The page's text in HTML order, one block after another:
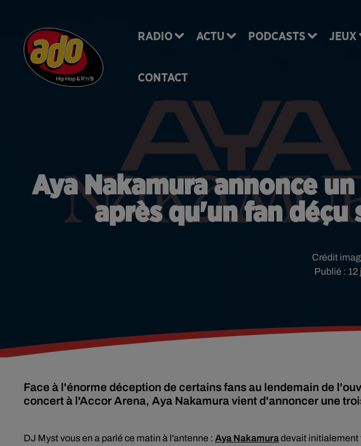
RADIO ACTU PODCASTS JEUX
CONTACT
Aya Nakamura annonce
après qu'un fan
Publié : 12
Crédit
Face à l'énorme déception de certains fans au lendemain de
concert à l'Accor Arena, Aya Nakamura vient d'annoncer une
DJ Myst vous en a parlé ce matin à l'antenne : Aya Nakamuradevait initialement